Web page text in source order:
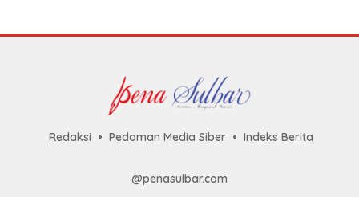
Redaksi Pedoman Media Siber Indeks Berita
@penasulbar.com